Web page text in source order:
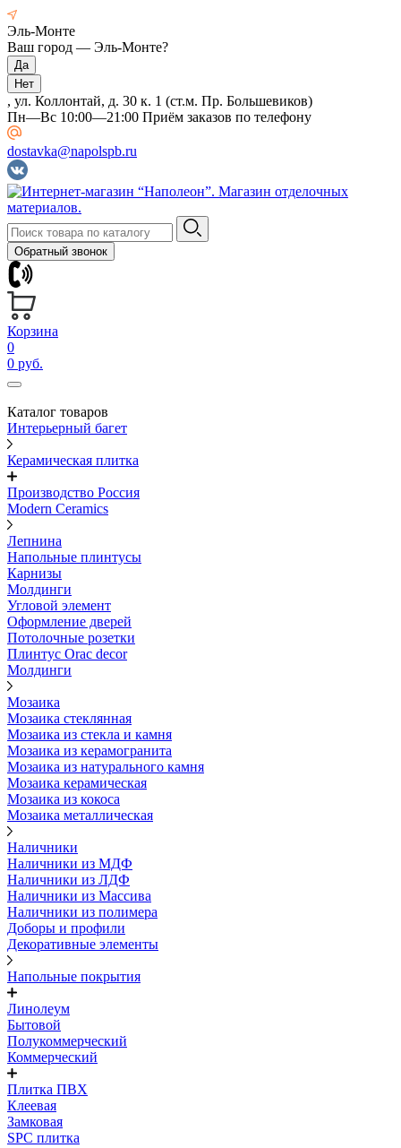
Эль-Монте
Ваш город — Эль-Монте?
, ул. Коллонтай, д. 30 к. 1 (ст.м. Пр. Большевиков)
Пн—Вс 10:00—21:00 Приём заказов по телефону
dostavka@napolspb.ru
Обратный звонок
Корзина
0
0 руб.
Каталог товаров
Интерьерный багет
Керамическая плитка
Производство Россия
Modern Ceramics
Лепнина
Напольные плинтусы
Карнизы
Молдинги
Угловой элемент
Оформление дверей
Потолочные розетки
Плинтус Orac decor
Молдинги
Мозаика
Мозаика стеклянная
Мозаика из стекла и камня
Мозаика из керамогранита
Мозаика из натурального камня
Мозаика керамическая
Мозаика из кокоса
Мозаика металлическая
Наличники
Наличники из МДФ
Наличники из ЛДФ
Наличники из Массива
Наличники из полимера
Доборы и профили
Декоративные элементы
Напольные покрытия
Линолеум
Бытовой
Полукоммерческий
Коммерческий
Плитка ПВХ
Клеевая
Замковая
SPC плитка